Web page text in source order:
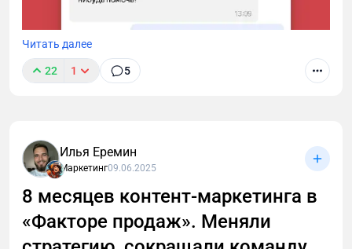
Мы платим Yandex Cloud около 100 000 рублей
ежемесячно. Из-за болезни бухгалтера счет не был
оплачен вовремя — сервера заблокировали
Читать далее
22 1 5
Илья Еремин
Маркетинг09.06.2025
8 месяцев контент-маркетинга в
«Факторе продаж». Меняли